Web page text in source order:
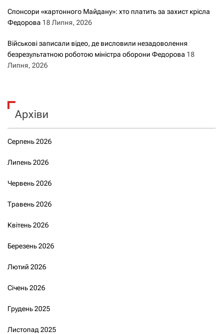
Спонсори «картонного Майдану»: хто платить за захист крісла
Федорова 18 Липня, 2026
Військові записали відео, де висловили незадоволення
безрезультатною роботою міністра оборони Федорова 18
Липня, 2026
Архіви
Серпень 2026
Липень 2026
Червень 2026
Травень 2026
Квітень 2026
Березень 2026
Лютий 2026
Січень 2026
Грудень 2025
Листопад 2025